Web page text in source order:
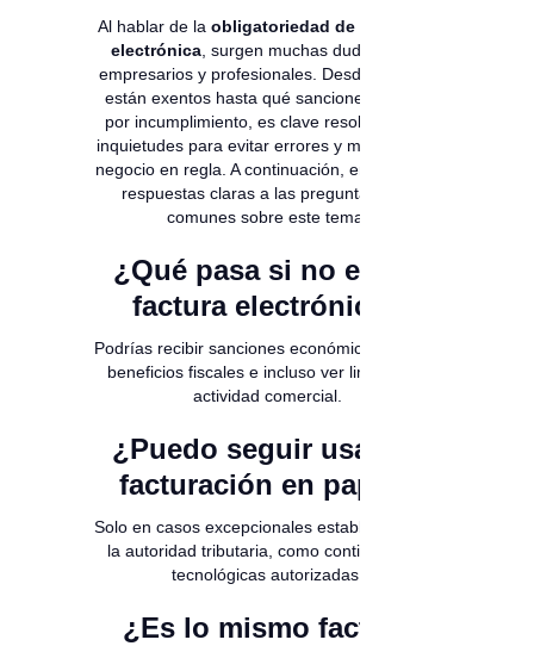
Al hablar de la obligatoriedad de la factura
electrónica , surgen muchas dudas entre
empresarios y profesionales. Desde quiénes
están exentos hasta qué sanciones aplican
por incumplimiento, es clave resolver estas
inquietudes para evitar errores y mantener el
negocio en regla. A continuación, encontrarás
respuestas claras a las preguntas más
comunes sobre este tema.
¿Qué pasa si no emito
factura electrónica?
Podrías recibir sanciones económicas, perder
beneficios fiscales e incluso ver limitada tu
actividad comercial.
¿Puedo seguir usando
facturación en papel?
Solo en casos excepcionales establecidos por
la autoridad tributaria, como contingencias
tecnológicas autorizadas.
¿Es lo mismo factura